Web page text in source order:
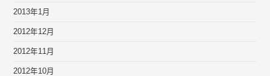
2013年1月
2012年12月
2012年11月
2012年10月